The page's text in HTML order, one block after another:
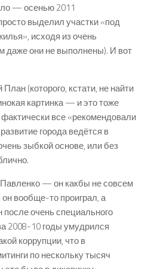
— осенью 2011
выделил участки «под
исходя из очень
даже они не выполнены). И вот
(которого, кстати, не найти
картинка — и это тоже
все «рекомендовали
города ведётся в
зыбкой основе, или без
— он какбы не совсем
вообще-то проиграл, а
очень специального
2008-10 годы умудрился
коррупции, что в
по нескольку тысяч